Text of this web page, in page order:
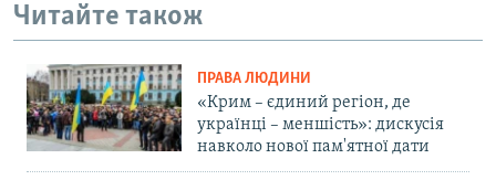
Читайте також
ПРАВА ЛЮДИНИ
«Крим – єдиний регіон, де
українці – меншість»: дискусія
навколо нової пам'ятної дати